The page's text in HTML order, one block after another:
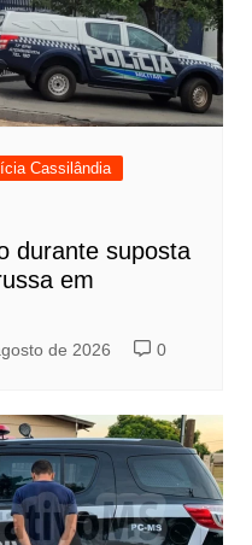
Cassilândia
durante suposta
em
de 2026 0